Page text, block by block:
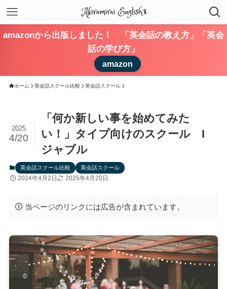
amazonから出版しました！ 「英会話の教え方」「英会
話の学び方」
amazon
ホーム 英会話スクール比較 英会話スクール
「何か新しい事を始めてみた
い！」タイプ向けのスクール I
ジャブル
2025
4/20
英会話スクール比較 英会話スクール
2024年4月2日 2025年4月20日
当ページのリンクには広告が含まれています。